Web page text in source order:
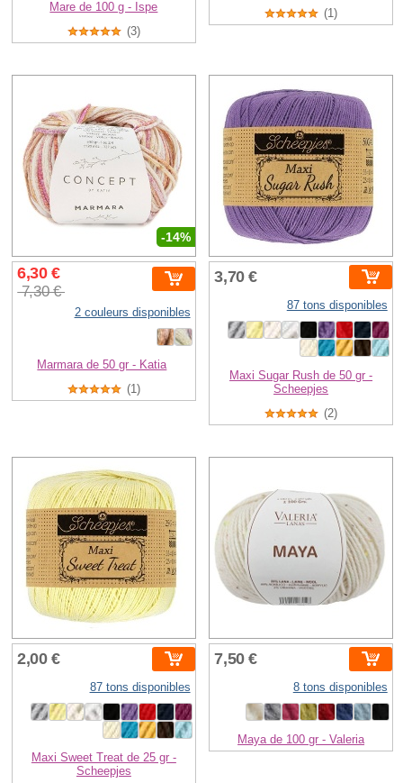
Mare de 100 g - Ispe
(3)
(1)
-14%
6,30 €
7,30 €
2 couleurs disponibles
Marmara de 50 gr - Katia
(1)
3,70 €
87 tons disponibles
Maxi Sugar Rush de 50 gr -
Scheepjes
(2)
2,00 €
87 tons disponibles
Maxi Sweet Treat de 25 gr -
Scheepjes
7,50 €
8 tons disponibles
Maya de 100 gr - Valeria